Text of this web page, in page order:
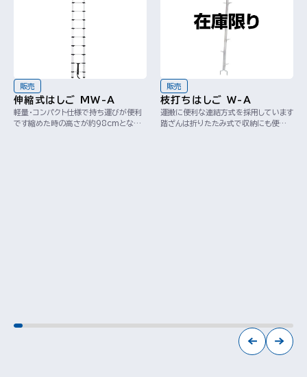
販売
伸縮式はしご MW-A
軽量・コンパクト仕様で持ち運びが便利
です縮めた時の高さが約98cmとなる
販売
枝打ちはしご W-A
運搬に便利な連結方式を採用しています
踏ざんは折りたたみ式で収納にも便利